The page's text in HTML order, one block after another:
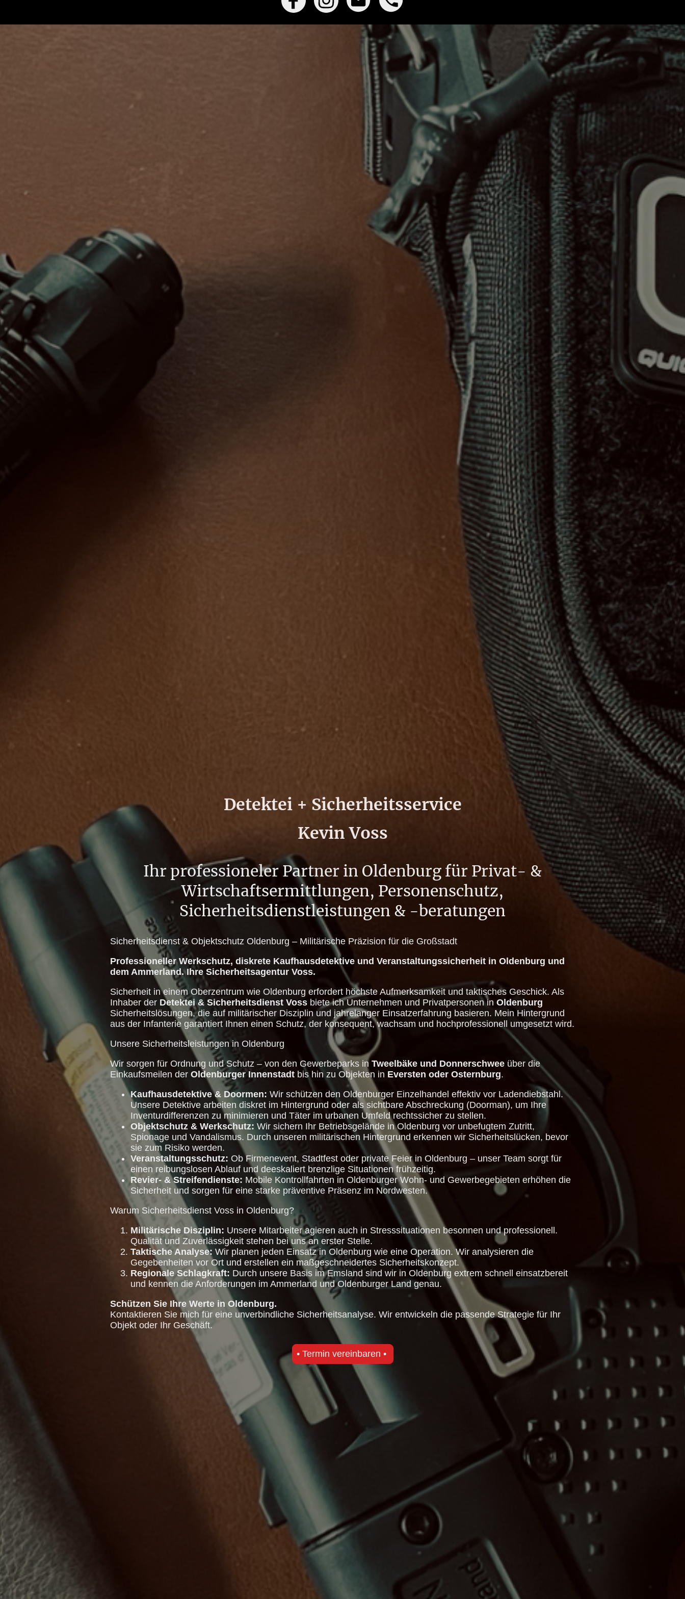
Detektei + Sicherheitsservice
Kevin Voss
Ihr professioneler Partner in Oldenburg für Privat- &
Wirtschaftsermittlungen, Personenschutz,
Sicherheitsdienstleistungen & -beratungen
Sicherheitsdienst & Objektschutz Oldenburg – Militärische Präzision für die Großstadt
Professioneller Werkschutz, diskrete Kaufhausdetektive und Veranstaltungssicherheit in Oldenburg und
dem Ammerland. Ihre Sicherheitsagentur Voss.
Sicherheit in einem Oberzentrum wie Oldenburg erfordert höchste Aufmerksamkeit und taktisches Geschick. Als
Inhaber der Detektei & Sicherheitsdienst Voss biete ich Unternehmen und Privatpersonen in Oldenburg
Sicherheitslösungen, die auf militärischer Disziplin und jahrelanger Einsatzerfahrung basieren. Mein Hintergrund
aus der Infanterie garantiert Ihnen einen Schutz, der konsequent, wachsam und hochprofessionell umgesetzt wird.
Unsere Sicherheitsleistungen in Oldenburg
Wir sorgen für Ordnung und Schutz – von den Gewerbeparks in Tweelbäke und Donnerschwee über die
Einkaufsmeilen der Oldenburger Innenstadt bis hin zu Objekten in Eversten oder Osternburg.
Kaufhausdetektive & Doormen: Wir schützen den Oldenburger Einzelhandel effektiv vor Ladendiebstahl.
Unsere Detektive arbeiten diskret im Hintergrund oder als sichtbare Abschreckung (Doorman), um Ihre
Inventurdifferenzen zu minimieren und Täter im urbanen Umfeld rechtssicher zu stellen.
Objektschutz & Werkschutz: Wir sichern Ihr Betriebsgelände in Oldenburg vor unbefugtem Zutritt,
Spionage und Vandalismus. Durch unseren militärischen Hintergrund erkennen wir Sicherheitslücken, bevor
sie zum Risiko werden.
Veranstaltungsschutz: Ob Firmenevent, Stadtfest oder private Feier in Oldenburg – unser Team sorgt für
einen reibungslosen Ablauf und deeskaliert brenzlige Situationen frühzeitig.
Revier- & Streifendienste: Mobile Kontrollfahrten in Oldenburger Wohn- und Gewerbegebieten erhöhen die
Sicherheit und sorgen für eine starke präventive Präsenz im Nordwesten.
Warum Sicherheitsdienst Voss in Oldenburg?
Militärische Disziplin: Unsere Mitarbeiter agieren auch in Stresssituationen besonnen und professionell.
Qualität und Zuverlässigkeit stehen bei uns an erster Stelle.
Taktische Analyse: Wir planen jeden Einsatz in Oldenburg wie eine Operation. Wir analysieren die
Gegebenheiten vor Ort und erstellen ein maßgeschneidertes Sicherheitskonzept.
Regionale Schlagkraft: Durch unsere Basis im Emsland sind wir in Oldenburg extrem schnell einsatzbereit
und kennen die Anforderungen im Ammerland und Oldenburger Land genau.
Schützen Sie Ihre Werte in Oldenburg.
Kontaktieren Sie mich für eine unverbindliche Sicherheitsanalyse. Wir entwickeln die passende Strategie für Ihr
Objekt oder Ihr Geschäft.
• Termin vereinbaren •